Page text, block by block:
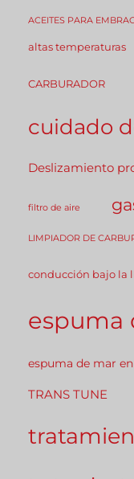
ACEITES PARA
altas temperaturas
CARBURADOR
cuidado
Deslizamiento
filtro de aire
LIMPIADOR DE
conducción bajo la
espuma
espuma de mar
TRANS TUNE